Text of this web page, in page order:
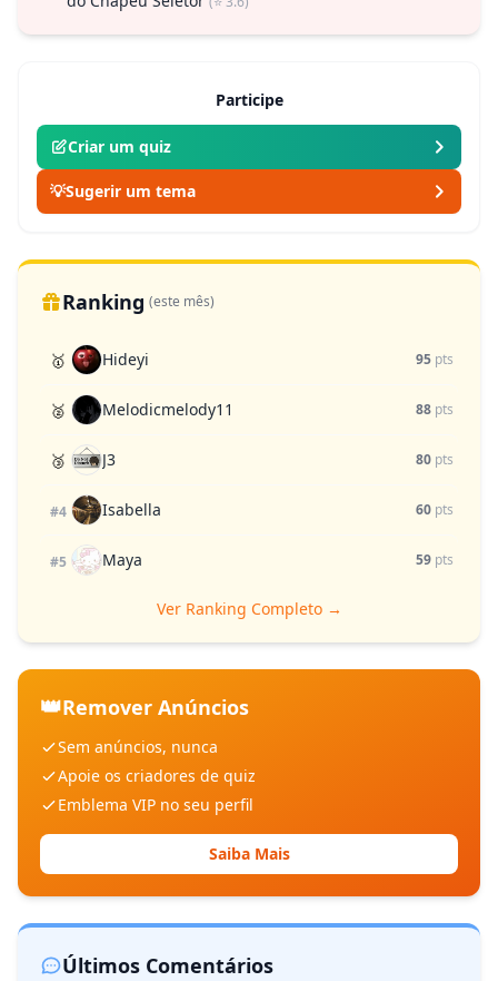
Participe
Criar um quiz
💡Sugerir um tema
Ranking (este mês)
🥇 Hideyi 95 pts
🥈 Melodicmelody11 88 pts
🥉 J3 80 pts
#4 Isabella 60 pts
#5 Maya 59 pts
Ver Ranking Completo →
👑Remover Anúncios
Sem anúncios, nunca
Apoie os criadores de quiz
Emblema VIP no seu perfil
Saiba Mais
Últimos Comentários